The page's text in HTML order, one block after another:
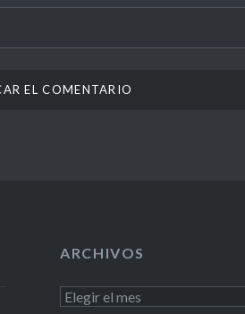
ARCHIVOS
Archivos